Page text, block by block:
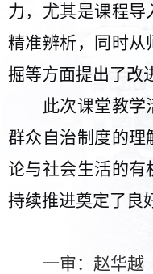
力，尤其是课程导
精准辨析，同时从
掘等方面提出了改
此次课堂教学
群众自治制度的理
论与社会生活的有
持续推进奠定了良
一审：赵华越